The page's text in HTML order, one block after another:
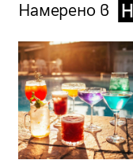
Намерено в